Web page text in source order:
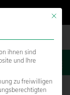
Mit
ihnen sind
und Ihre
zu freiwilligen